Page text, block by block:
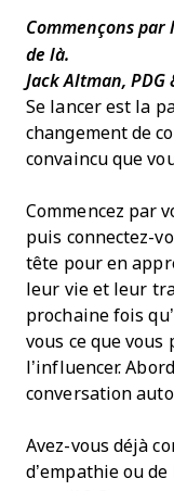
Commençons
de là.
Jack Altman,
Se lancer est la
changement de
convaincu que
Commencez par
puis connectez-
tête pour en
leur vie et leur
prochaine fois
vous ce que
l’influencer.
conversation
Avez-vous déjà
d’empathie ou